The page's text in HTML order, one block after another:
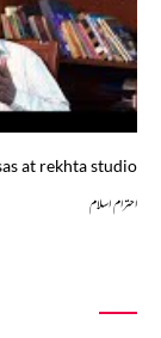
at rekhta studio
احترام اسلام